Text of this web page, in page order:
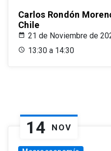
Carlos Rondón
Chile
21 de Noviembre de
13:30 a 14:30
14 NOV